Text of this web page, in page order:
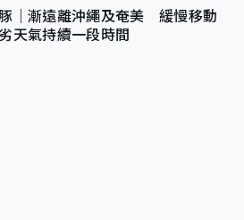
｜漸遠離沖繩及奄美 緩慢移動
天氣持續一段時間